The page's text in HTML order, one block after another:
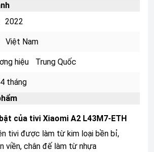
2022
Việt Nam
hiệu Trung Quốc
tháng
của tivi Xiaomi A2 L43M7-ETH
tivi được làm từ kim loại bền bỉ,
viền, chân đế làm từ nhựa